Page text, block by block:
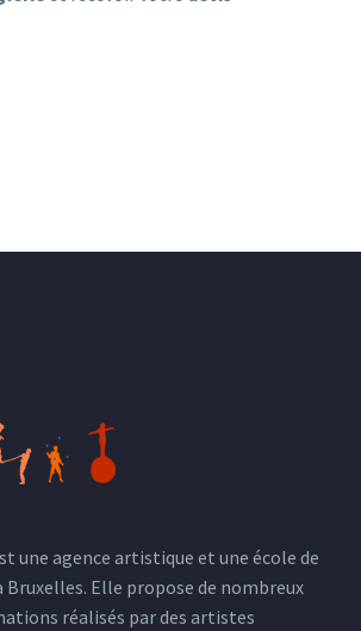
une agence artistique et une école de
Elle propose de nombreux
réalisés par des artistes